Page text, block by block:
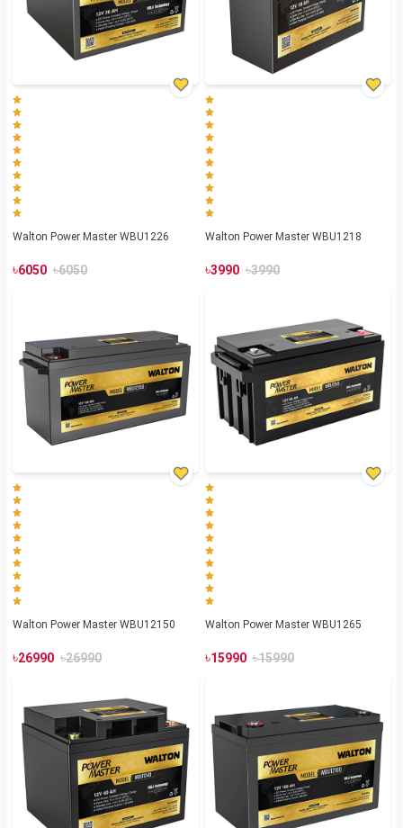
Walton Power Master WBU1226
৳6050 ৳6050
Walton Power Master WBU1218
৳3990 ৳3990
Walton Power Master WBU12150
৳26990 ৳26990
Walton Power Master WBU1265
৳15990 ৳15990